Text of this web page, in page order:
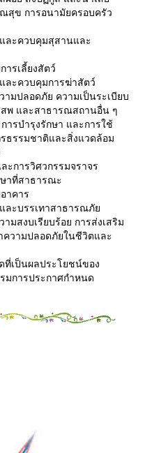
อนามัยครอบครัว
คุมสุสานและ
ยงสัตว์
คุมการฆ่าสัตว์
ภัย ความเป็นระเบียบ
สพ และสาธารณสถานอื่น ๆ
งรักษา และการใช้
ธรรมชาติและสิ่งแวดล้อม
ศวกรรมจราจร
าธารณะ
าร
เทาสาธารณภัย
ยบร้อย การส่งเสริม
วามปลอดภัยในชีวิตและ
ลประโยชน์ของ
การประกาศกําหนด